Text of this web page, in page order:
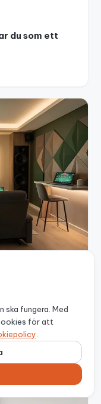
du som ett
för
på stadion
fungera. Med
för att